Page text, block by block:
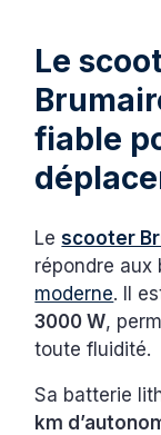
Le
fiable
Lescooter
répondre aux
moderne. Il
3000 W,
toute fluidité.
Sa batterie
km